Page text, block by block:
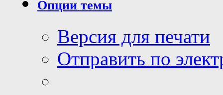
Опции темы
Версия для печати
Отправить по